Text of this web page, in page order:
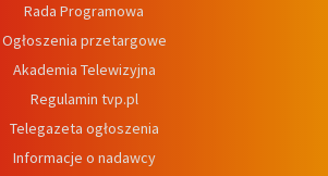
Rada Programowa
Ogłoszenia przetargowe
Akademia Telewizyjna
Regulamin tvp.pl
Telegazeta ogłoszenia
Informacje o nadawcy